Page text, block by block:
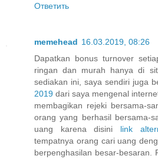
Ответить
memehead 16.03.2019, 08:26
Dapatkan bonus turnover
ringan dan murah hanya di
sediakan ini, saya sendiri juga
2019 dari saya mengenal
membagikan rejeki bersama-
orang yang berhasil bersama-
uang karena disini link
tempatnya orang cari uang
berpenghasilan besar-besaran.